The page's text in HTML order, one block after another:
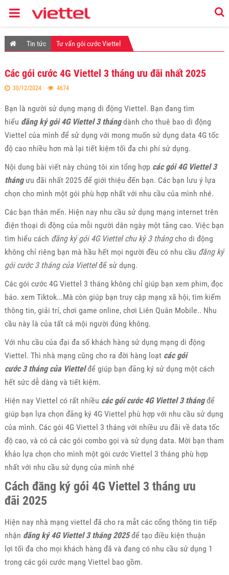
Tin tức Tư vấn gói cước Viettel
Các gói cước 4G Viettel 3 tháng ưu đãi nhất 2025
30/12/2024 4674
Bạn là người sử dụng mạng di động Viettel. Bạn đang tìm
hiểu đăng ký gói 4G Viettel 3 thángdành cho thuê bao di động
Viettel của mình để sử dụng với mong muốn sử dụng data 4G tốc
độ cao nhiều hơn mà lại tiết kiệm tối đa chi phí sử dụng.
Nội dung bài viết này chúng tôi xin tổng hợp các gói 4G Viettel 3
thángưu đãi nhất 2025 để giới thiệu đến bạn. Các bạn lưu ý lựa
chọn cho mình một gói phù hợp nhất với nhu cầu của mình nhé.
Các bạn thân mến. Hiện nay nhu cầu sử dụng mạng internet trên
điện thoại di động của mỗi người dân ngày một tăng cao. Việc bạn
tìm hiểu cách đăng ký gói 4G Viettel chu kỳ 3 thángcho di động
không chỉ riêng bạn mà hầu hết mọi người đều có nhu cầu đăng ký
gói cước 3 tháng của Viettelđể sử dụng.
Các gói cước 4G Viettel 3 tháng không chỉ giúp bạn xem phim, đọc
báo. xem Tiktok...Mà còn giúp bạn truy cập mạng xã hội, tìm kiếm
thông tin, giải trí, chơi game online, chơi Liên Quân Mobile.. Nhu
cầu này là của tất cả mội người đúng không.
Với nhu cầu của đại đa số khách hàng sử dụng mạng di động
Viettel. Thì nhà mạng cũng cho ra đời hàng loạt các gói
cước 3 tháng của Viettelđể giúp bạn đăng ký sử dụng một cách
hết sức dễ dàng và tiết kiệm.
Hiện nay Viettel có rất nhiều các gói cước 4G Viettel 3 thángđể
giúp bạn lựa chọn đăng ký 4G Viettel phù hợp với nhu cầu sử dụng
của mình. Các gói 4G Viettel 3 tháng với nhiều ưu đãi về data tốc
độ cao, và có cả các gói combo gọi và sử dụng data. Mời bạn tham
khảo lựa chọn cho mình một gói cước Viettel 3 tháng phù hợp
nhất với nhu cầu sử dụng của mình nhé
Cách đăng ký gói 4G Viettel 3 tháng ưu
đãi 2025
Hiện nay nhà mạng viettel đã cho ra mắt các cổng thông tin tiếp
nhận đăng ký 4G Viettel 3 tháng 2025để tạo điều kiện thuận
lợi tối đa cho mọi khách hàng đã và đang có nhu cầu sử dụng 1
trong các gói cước mạng Viettel bao gồm.